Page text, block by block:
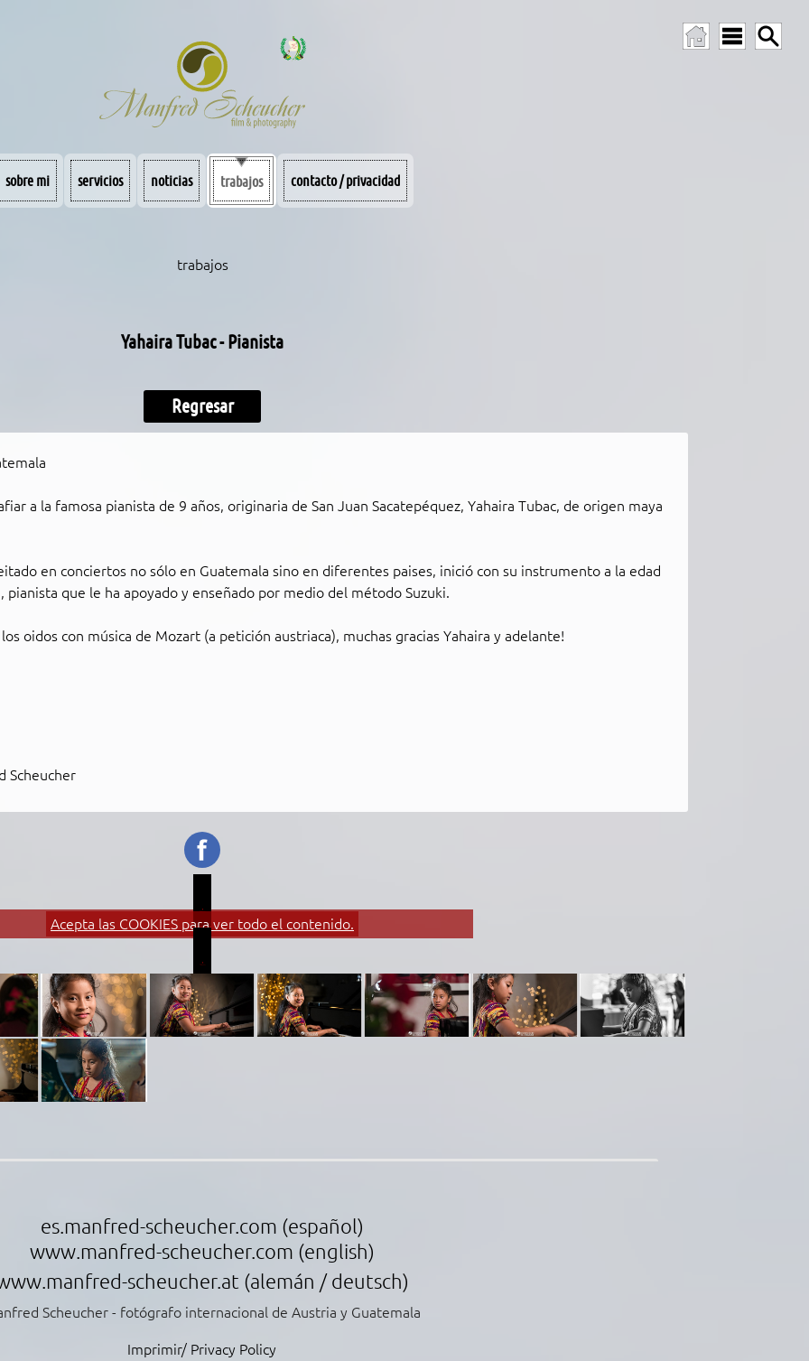
sobre mi servicios noticias trabajos contacto / privacidad
trabajos
Yahaira Tubac - Pianista
Regresar
a la famosa pianista de 9 años, originaria de San Juan Sacatepéquez, Yahaira Tubac, de origen maya
en conciertos no sólo en Guatemala sino en diferentes paises, inició con su instrumento a la edad
pianista que le ha apoyado y enseñado por medio del método Suzuki.
oidos con música de Mozart (a petición austriaca), muchas gracias Yahaira y adelante!
Scheucher
Acepta las COOKIES para ver todo el contenido.
es.manfred-scheucher.com (español)
www.manfred-scheucher.com (english)
scheucher.at (alemán / deutsch)
Scheucher - fotógrafo internacional de Austria y Guatemala
Imprimir/ Privacy Policy